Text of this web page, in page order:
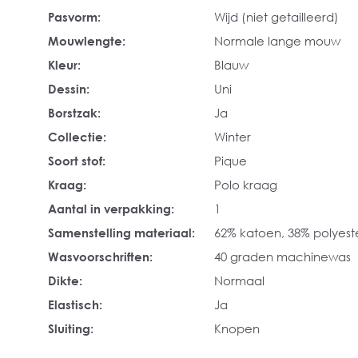
Pasvorm:
Wijd (niet getailleerd)
Mouwlengte:
Normale lange mouw
Kleur:
Blauw
Dessin:
Uni
Borstzak:
Ja
Collectie:
Winter
Soort stof:
Pique
Kraag:
Polo kraag
Aantal in verpakking:
1
Samenstelling materiaal:
62% katoen, 38%
Wasvoorschriften:
40 graden machinewas
Dikte:
Normaal
Elastisch:
Ja
Sluiting:
Knopen